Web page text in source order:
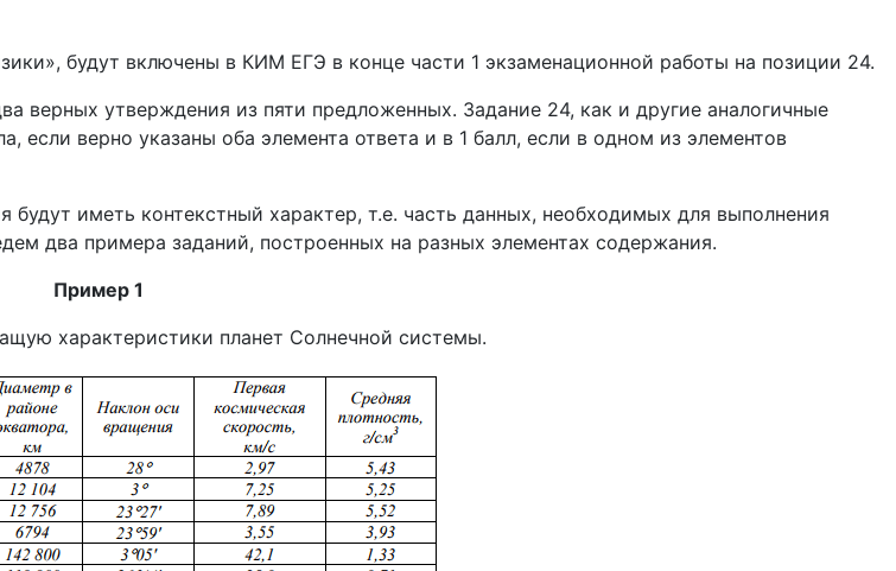
будут включены в КИМ ЕГЭ в конце части 1 экзаменационной работы на позиции 24.
верных утверждения из пяти предложенных. Задание 24, как и другие аналогичные
если верно указаны оба элемента ответа и в 1 балл, если в одном из элементов
иметь контекстный характер, т.е. часть данных, необходимых для выполнения
два примера заданий, построенных на разных элементах содержания.
Пример 1
характеристики планет Солнечной системы.